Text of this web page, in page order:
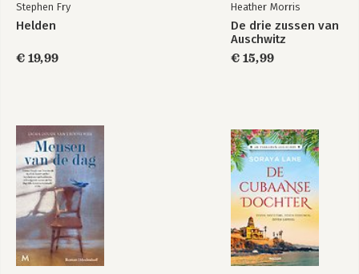
Stephen Fry
Helden
€ 19,99
Heather Morris
De drie zussen van
Auschwitz
€ 15,99